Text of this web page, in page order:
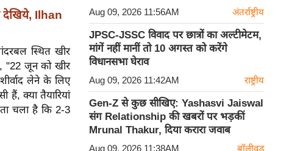
देखिये, Ilhan
स्थित खीर
"22 जून को खीर
लेने के लिए
हैं, क्या तैयारियां
चला है कि 2-3
Aug 09, 2026 11:56AM अंतर्राष्ट्रीय
JPSC-JSSC विवाद पर छात्रों का अल्टीमेटम,
मांगें नहीं मानीं तो 10 अगस्त को करेंगे
विधानसभा घेराव
Aug 09, 2026 11:42AM राष्ट्रीय
Gen-Z से कुछ सीखिए: Yashasvi Jaiswal
संग Relationship की खबरों पर भड़कीं
Mrunal Thakur, दिया करारा जवाब
Aug 09, 2026 11:38AM बॉलीवुड